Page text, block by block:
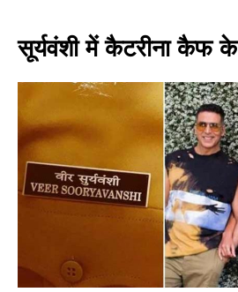
सूर्यवंशी में कैटरीना कैफ